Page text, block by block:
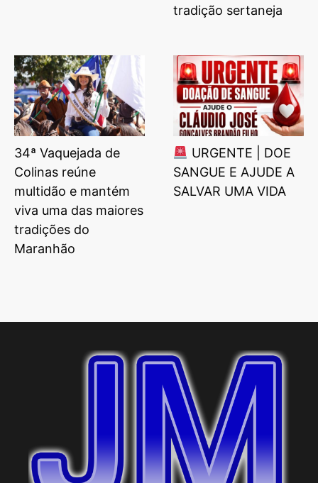
tradição sertaneja
34ª Vaquejada de
Colinas reúne
multidão e mantém
viva uma das maiores
tradições do
Maranhão
URGENTE | DOE
SANGUE E AJUDE A
SALVAR UMA VIDA